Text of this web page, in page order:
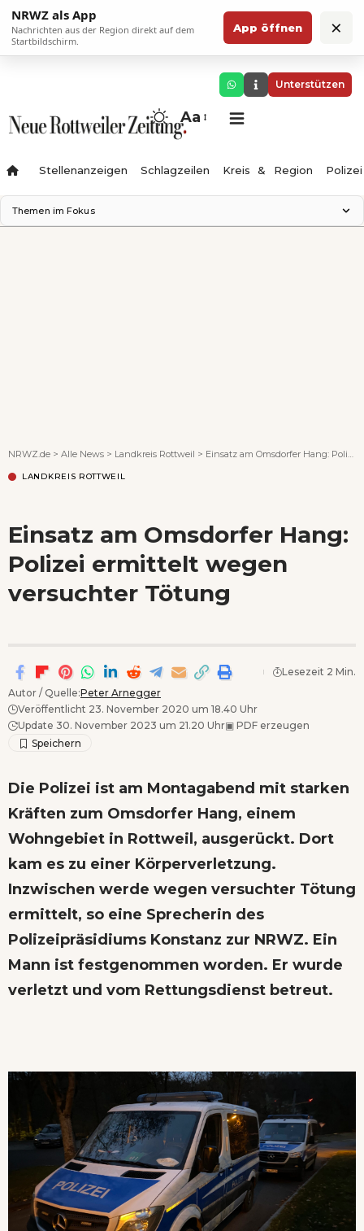
NRWZ als App
Nachrichten aus der Region direkt auf dem
Startbildschirm.
App öffnen ×
Unterstützen
Aa
Stellenanzeigen Schlagzeilen Kreis & Region Polizei
Themen im Fokus
NRWZ.de > Alle News > Landkreis Rottweil > Einsatz am Omsdorfer Hang: Polizei ermittelt wegen versuchter Tötung
LANDKREIS ROTTWEIL
Einsatz am Omsdorfer Hang:
Polizei ermittelt wegen
versuchter Tötung
Autor / Quelle:Peter Arnegger
Veröffentlicht 23. November 2020 um 18.40 Uhr
Update 30. November 2023 um 21.20 Uhr▣ PDF erzeugen
Lesezeit 2 Min.
Die Polizei ist am Montagabend mit starken
Kräften zum Omsdorfer Hang, einem
Wohngebiet in Rottweil, ausgerückt. Dort
kam es zu einer Körperverletzung.
Inzwischen werde wegen versuchter Tötung
ermittelt, so eine Sprecherin des
Polizeipräsidiums Konstanz zur NRWZ. Ein
Mann ist festgenommen worden. Er wurde
verletzt und vom Rettungsdienst betreut.